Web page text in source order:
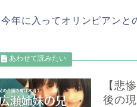
年に入ってオリンピアンと
【悲
後の